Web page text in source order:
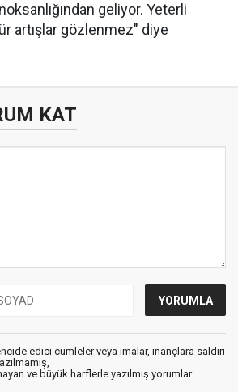
geliyor. Yeterli
artışlar gözlenmez" diye
KAT
edici cümleler veya imalar, inançlara saldırı
ve büyük harflerle yazılmış yorumlar